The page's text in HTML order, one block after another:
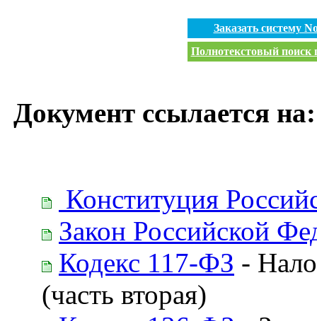
Заказать систему
Полнотекстовый поиск
Документ ссылается на:
Конституция
Закон Российской
Кодекс 117-ФЗ -
(часть вторая)